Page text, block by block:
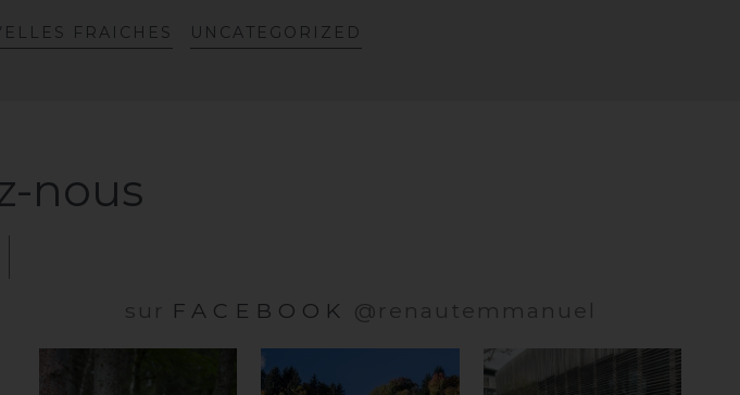
E L L E S F RA I C H E S U N C AT E G O R I Z E D
nous
sur FACEBOOK @renautemmanuel